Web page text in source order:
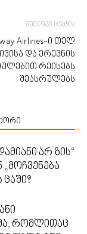
შემდეგი სტატია
Airlines-ი თელ
და ერევნის
რეისებს
შეასრულებს
არ ზის“
რომლითაც